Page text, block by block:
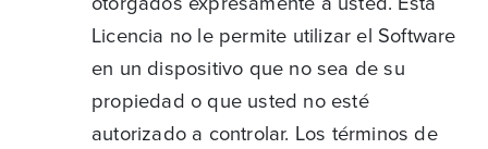
Licencia no le permite utilizar el Software
en un dispositivo que no sea de su
propiedad o que usted no esté
autorizado a controlar. Los términos de